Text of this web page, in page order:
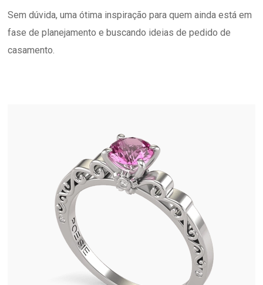
Sem dúvida, uma ótima inspiração para quem ainda está em
fase de planejamento e buscando ideias de pedido de
casamento.